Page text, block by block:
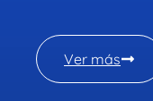
Ver más